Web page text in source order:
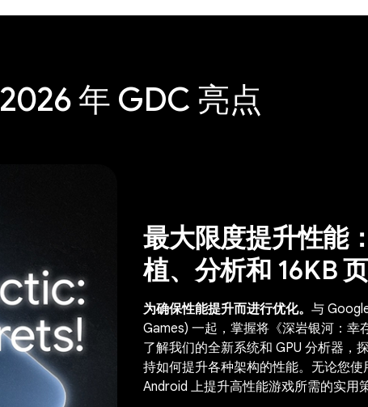
2026 年 GDC 亮点
最大限度提升性能
植、分析和 16KB
为确保性能提升而进行优化。 与
Games) 一起，掌握将《深岩银河：幸
了解我们的全新系统和 GPU 分析器，
持如何提升各种架构的性能。无论您
Android 上提升高性能游戏所需的实用策